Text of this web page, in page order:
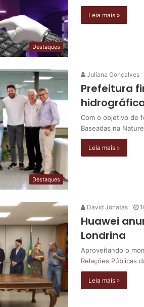
Destaques
Leia mais »
Destaques
Juliana Gonçalves
Prefeitura
Com o objetivo de
Baseadas na
Leia mais »
David Jônatas
Huawei
Londrina
Aproveitando o
Relações Públicas
Leia mais »